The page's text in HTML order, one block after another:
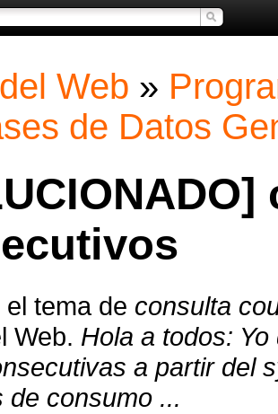
Web »
de Datos
tema de consulta
Web. Hola a todos:
a partir del
de consumo ...